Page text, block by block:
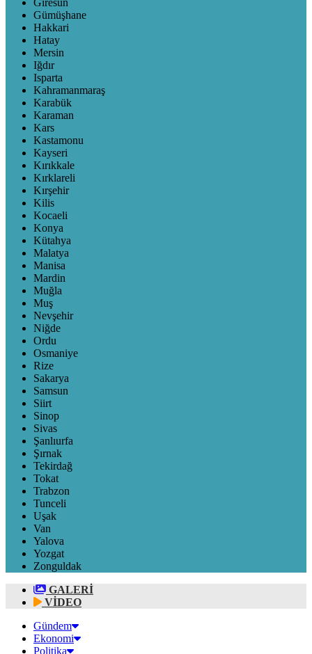
Giresun
Gümüşhane
Hakkari
Hatay
Mersin
Iğdır
Isparta
Kahramanmaraş
Karabük
Karaman
Kars
Kastamonu
Kayseri
Kırıkkale
Kırklareli
Kırşehir
Kilis
Kocaeli
Konya
Kütahya
Malatya
Manisa
Mardin
Muğla
Muş
Nevşehir
Niğde
Ordu
Osmaniye
Rize
Sakarya
Samsun
Siirt
Sinop
Sivas
Şanlıurfa
Şırnak
Tekirdağ
Tokat
Trabzon
Tunceli
Uşak
Van
Yalova
Yozgat
Zonguldak
GALERİ
VİDEO
Gündem
Ekonomi
Politika